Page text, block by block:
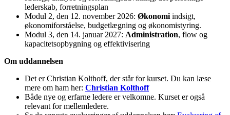
lederskab, forretningsplan
Modul 2, den 12. november 2026: Økonomi indsigt,
økonomiforståelse, budgetlægning og økonomistyring.
Modul 3, den 14. januar 2027: Administration, flow og
kapacitetsopbygning og effektivisering
Om uddannelsen
Det er Christian Kolthoff, der står for kurset. Du kan læse
mere om ham her: Christian Kolthoff
Både nye og erfarne ledere er velkomne. Kurset er også
relevant for mellemledere.